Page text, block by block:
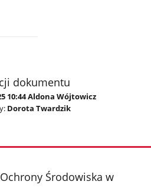
dokumentu
10:44 Aldona Wójtowicz
Dorota Twardzik
Środowiska w